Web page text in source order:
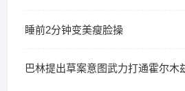
睡前2分钟变美瘦脸操
巴林提出草案意图武力打通霍尔木